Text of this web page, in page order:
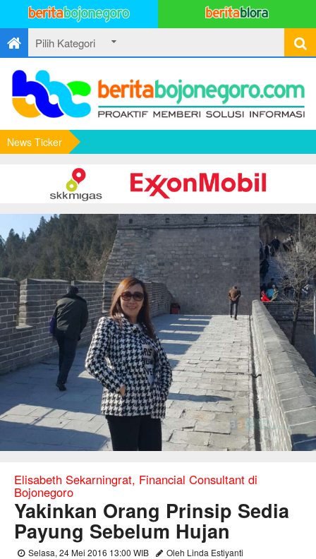
News Ticker
Elisabeth Sekarningrat, Financial Consultant di
Bojonegoro
Yakinkan Orang Prinsip Sedia
Payung Sebelum Hujan
Selasa, 24 Mei 2016 13:00 WIB Oleh Linda Estiyanti